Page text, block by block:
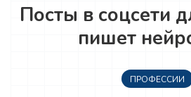
Посты в соцсети
пишет
ПРОФЕССИИ